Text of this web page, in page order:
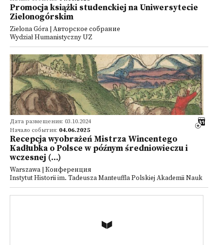
Promocja książki studenckiej na Uniwersytecie
Zielonogórskim
Zielona Góra | Авторское собрание
Wydział Humanistyczny UZ
Дата размещения: 03.10.2024
Начало события: 04.06.2025
Recepcja wyobrażeń Mistrza Wincentego
Kadłubka o Polsce w późnym średniowieczu i
wczesnej (...)
Warszawa | Конференция
Instytut Historii im. Tadeusza Manteuffla Polskiej Akademii Nauk